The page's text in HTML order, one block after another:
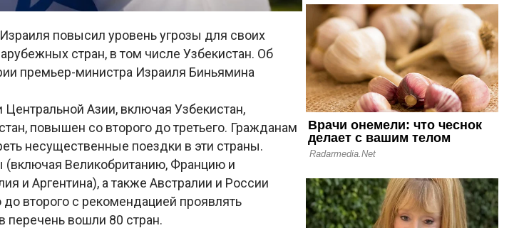
повысил уровень угрозы для своих
стран, в том числе Узбекистан. Об
премьер-министра Израиля Биньямина
Азии, включая Узбекистан,
повышен со второго до третьего. Гражданам
несущественные поездки в эти страны.
(включая Великобританию, Францию и
и Аргентина), а также Австралии и России
второго с рекомендацией проявлять
вошли 80 стран.